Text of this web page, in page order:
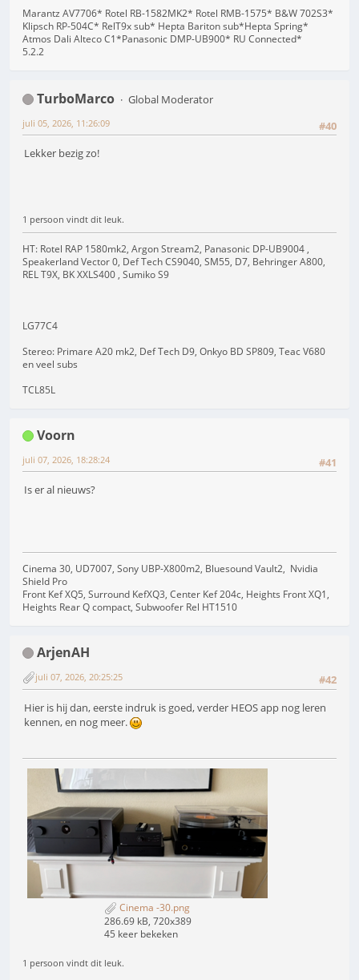
Marantz AV7706* Rotel RB-1582MK2* Rotel RMB-1575* B&W 702S3*
Klipsch RP-504C* RelT9x sub* Hepta Bariton sub*Hepta Spring*
Atmos Dali Alteco C1*Panasonic DMP-UB900* RU Connected*
5.2.2
TurboMarco
Global Moderator
#40
juli 05, 2026, 11:26:09
Lekker bezig zo!
1 persoon vindt dit leuk.
HT: Rotel RAP 1580mk2, Argon Stream2, Panasonic DP-UB9004 ,
Speakerland Vector 0, Def Tech CS9040, SM55, D7, Behringer A800,
REL T9X, BK XXLS400 , Sumiko S9
LG77C4
Stereo: Primare A20 mk2, Def Tech D9, Onkyo BD SP809, Teac V680
en veel subs
TCL85L
Voorn
#41
juli 07, 2026, 18:28:24
Is er al nieuws?
Cinema 30, UD7007, Sony UBP-X800m2, Bluesound Vault2, Nvidia
Shield Pro
Front Kef XQ5, Surround KefXQ3, Center Kef 204c, Heights Front XQ1,
Heights Rear Q compact, Subwoofer Rel HT1510
ArjenAH
#42
juli 07, 2026, 20:25:25
Hier is hij dan, eerste indruk is goed, verder HEOS app nog leren
kennen, en nog meer.
Cinema -30.png
286.69 kB, 720x389
45 keer bekeken
1 persoon vindt dit leuk.